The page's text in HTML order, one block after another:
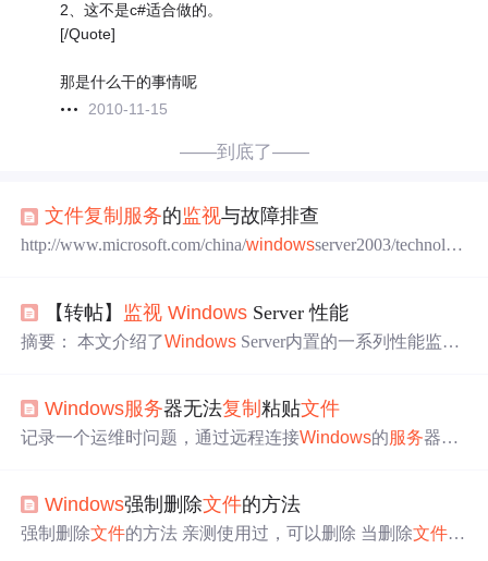
2、这不是c#适合做的。
[/Quote]
那是什么干的事情呢
2010-11-15
——到底了——
文件复制 服务的监视与故障排查
http://www.microsoft.com/china/windowsserver2003/technolog
文件
夹同步，同时还用于在运行Windows2000 和
wsServer 2003 的服务器上
【转帖】 监视 Windows Server 性能
摘要： 本文介绍了Windows Server内置的一系列性能监控
通过学习模块内容，读者能够识别性能问题、建立性能基
线、监视虚拟机和网络服务，并掌握性能优化的关键方
测），以及服务器硬件、角色和子系统的优化策略。此
外，还介绍了如何通过WindowsAdmin Center进行远程性
能监控，并提供了相关Power
Windows服务器无法复制粘贴文件
记录一个运维时问题，通过远程连接Windows的服务器，
Windows强制删除文件的方法
强制删除文件的方法 亲测使用过，可以删除 当删除文件